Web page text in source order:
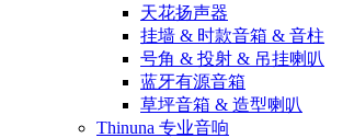
天花扬声器
挂墙 & 时款音箱 & 音柱
号角 & 投射 & 吊挂喇叭
蓝牙有源音箱
草坪音箱 & 造型喇叭
Thinuna 专业音响